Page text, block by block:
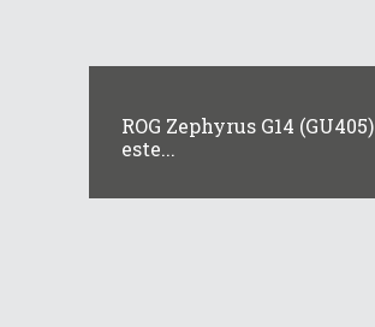
ROG Zephyrus G14 (GU405)
este...